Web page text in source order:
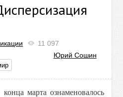
11 097
Юрий Сошин
марта ознаменовалось